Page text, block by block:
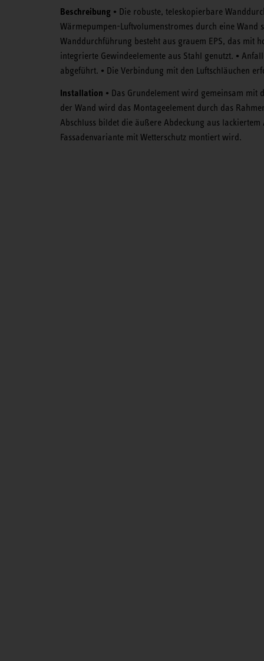
Beschreibung • Die robuste, teleskopierbare
Wärmepumpen-Luftvolumenstromes durch eine Wand
Wanddurchführung besteht aus grauem EPS, das mit
integrierte Gewindeelemente aus Stahl genutzt. •
abgeführt. • Die Verbindung mit den Luftschläuchen
Installation • Das Grundelement wird gemeinsam mit
der Wand wird das Montageelement durch das
Abschluss bildet die äußere Abdeckung aus
Fassadenvariante mit Wetterschutz montiert wird.